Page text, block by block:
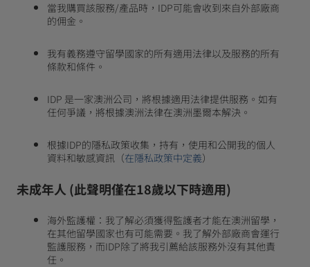
當我購買該服務/產品時，IDP可能會收到來自外部廠商
的佣金。
我有義務遵守留學國家的所有適用法律以及服務的所有
條款和條件。
IDP 是一家澳洲公司，將根據適用法律提供服務。如有
任何爭議，將根據澳洲法律在澳洲墨爾本解決。
根據IDP的隱私政策收集，持有，使用和公開我的個人
資料和敏感資訊（在隱私政策中定義）
未成年人 (此聲明僅在18歲以下時適用)
海外監護權：我了解必須獲得監護者才能在澳洲留學，
在其他留學國家也有可能需要。我了解外部廠商會運行
監護服務，而IDP除了將我引薦給該服務外沒有其他責
任。